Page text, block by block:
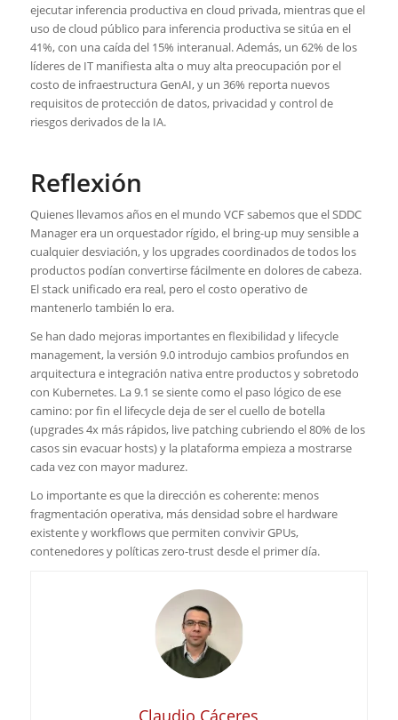
ejecutar inferencia productiva en cloud privada, mientras que el
uso de cloud público para inferencia productiva se sitúa en el
41%, con una caída del 15% interanual. Además, un 62% de los
líderes de IT manifiesta alta o muy alta preocupación por el
costo de infraestructura GenAI, y un 36% reporta nuevos
requisitos de protección de datos, privacidad y control de
riesgos derivados de la IA.
Reflexión
Quienes llevamos años en el mundo VCF sabemos que el SDDC
Manager era un orquestador rígido, el bring-up muy sensible a
cualquier desviación, y los upgrades coordinados de todos los
productos podían convertirse fácilmente en dolores de cabeza.
El stack unificado era real, pero el costo operativo de
mantenerlo también lo era.
Se han dado mejoras importantes en flexibilidad y lifecycle
management, la versión 9.0 introdujo cambios profundos en
arquitectura e integración nativa entre productos y sobretodo
con Kubernetes. La 9.1 se siente como el paso lógico de ese
camino: por fin el lifecycle deja de ser el cuello de botella
(upgrades 4x más rápidos, live patching cubriendo el 80% de los
casos sin evacuar hosts) y la plataforma empieza a mostrarse
cada vez con mayor madurez.
Lo importante es que la dirección es coherente: menos
fragmentación operativa, más densidad sobre el hardware
existente y workflows que permiten convivir GPUs,
contenedores y políticas zero-trust desde el primer día.
Claudio Cáceres